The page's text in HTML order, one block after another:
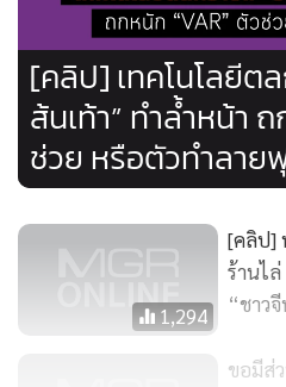
[คลิป] เทคโนโลยีต
ส้นเท้า” ทำล้ำหน้า
ช่วย หรือตัวทำลาย
1,294
[คลิป]
ร้านไ
“ชาว
ขอมีส่